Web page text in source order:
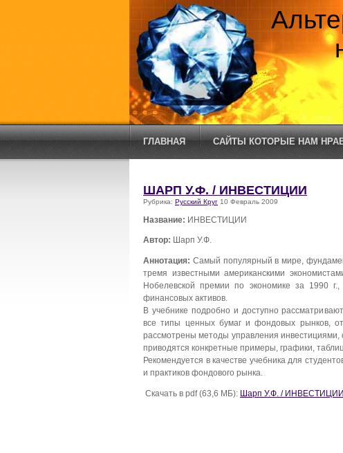
ГЛАВНАЯ САЙТЫ КОТОРЫЕ НАМ
ШАРП У.Ф. / ИНВЕСТИЦИИ
Рубрика: Русский Круг 10 Февраль 2009
Название: ИНВЕСТИЦИИ
Автор: Шарп У.Ф.
Аннотация: Самый популярный в мире,
тремя известными американскими
Нобелевской премии по экономике за 1990
финансовых активов.
В учебнике подробно и доступно
все типы ценных бумаг и фондовых рынков,
рассмотрены методы управления
приводятся конкретные примеры, графики,
Рекомендуется в качестве учебника для
и практиков фондового рынка.
Скачать в pdf (63,6 МБ): Шарп У.Ф. / ИНВЕСТИЦИИ